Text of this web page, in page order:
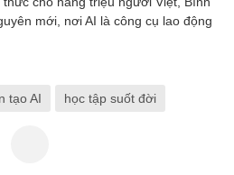
mới, nơi AI là công cụ lao động
tạo AI học tập suốt đời